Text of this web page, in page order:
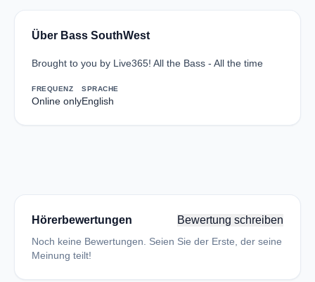
Über Bass SouthWest
Brought to you by Live365! All the Bass - All the time
FREQUENZ
Online only
SPRACHE
English
Hörerbewertungen Bewertung schreiben
Noch keine Bewertungen. Seien Sie der Erste, der seine
Meinung teilt!